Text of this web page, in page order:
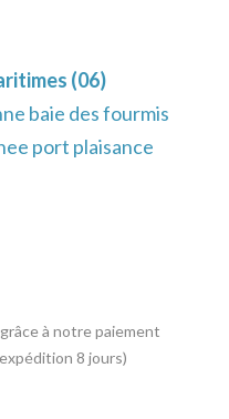
(06)
baie des fourmis
port plaisance
à notre paiement
8 jours)